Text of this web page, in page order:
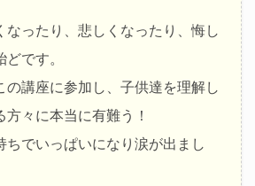
なったり、悲しくなったり、悔し
です。
の講座に参加し、子供達を理解し
方々に本当に有難う！
ちでいっぱいになり涙が出まし